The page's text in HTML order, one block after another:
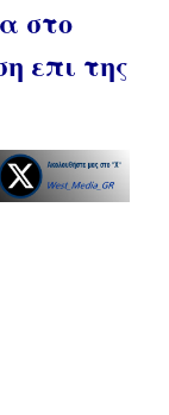
στο
επι της